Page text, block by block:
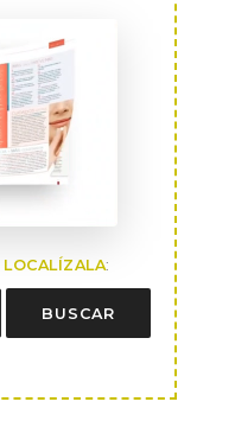
LOCALÍZALA:
BUSCAR